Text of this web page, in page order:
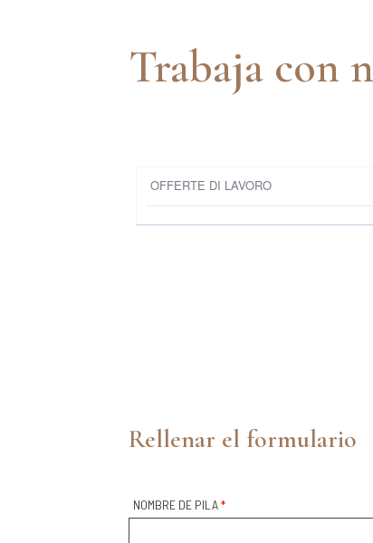
Trabaja con
Rellenar el formulario
NOMBRE DE PILA*